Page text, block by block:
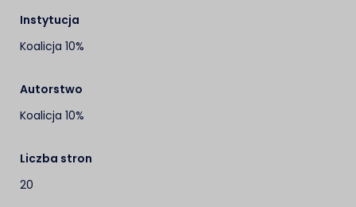
Instytucja
Koalicja 10%
Autorstwo
Koalicja 10%
Liczba stron
20